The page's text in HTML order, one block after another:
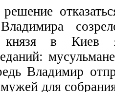
князя в Киев
Владимир
для